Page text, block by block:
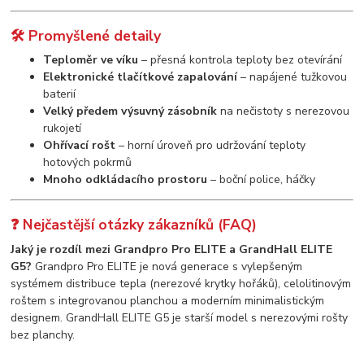
🛠️ Promyšlené detaily
Teploměr ve víku – přesná kontrola teploty bez otevírání
Elektronické tlačítkové zapalování– napájené tužkovou
baterií
Velký předem výsuvný zásobník na nečistoty s nerezovou
rukojetí
Ohřívací rošt – horní úroveň pro udržování teploty
hotových pokrmů
Mnoho odkládacího prostoru – boční police, háčky
❓ Nejčastější otázky zákazníků (FAQ)
Jaký je rozdíl mezi Grandpro Pro ELITE a GrandHall ELITE
G5? Grandpro Pro ELITE je nová generace s vylepšeným
systémem distribuce tepla (nerezové krytky hořáků), celolitinovým
roštem s integrovanou planchou a moderním minimalistickým
designem. GrandHall ELITE G5 je starší model s nerezovými rošty
bez planchy.